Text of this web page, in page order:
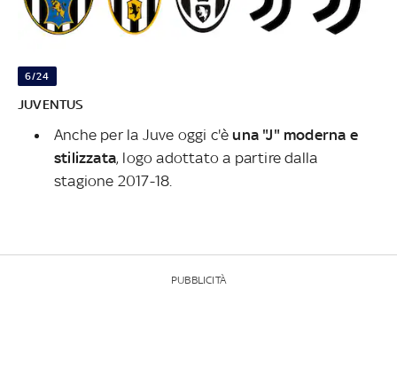
6/24
JUVENTUS
Anche per la Juve oggi c'èuna "J" moderna e
stilizzata, logo adottato a partire dalla
stagione 2017-18.
PUBBLICITÀ